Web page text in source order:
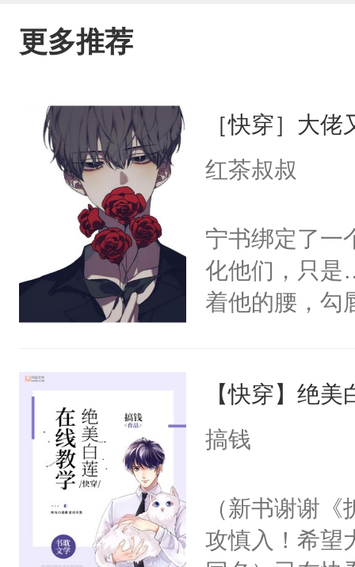
更多推荐
［快穿］大
红茶叔叔
宁书绑定了一
化他们，只是
着他的腰，勾
来，给老公
用力——为你
【快穿】绝
搞钱
（新书谢谢
攻慎入！希望